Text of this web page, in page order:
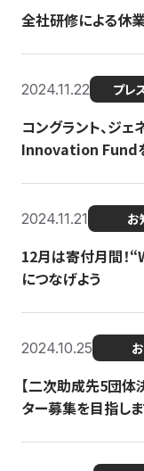
全社研修による休
2024.11.22 プレ
コングラント、ジ
Innovation Fund
2024.11.21 お
12月は寄付月間！
につなげよう
2024.10.25
【二次助成先5団体
ター募集を目指し